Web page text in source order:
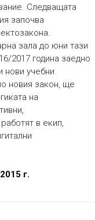
Следващата
започва
зала до юни тази
2017 година заедно
нови учебни
новия закон, ще
на
в екип,
г.